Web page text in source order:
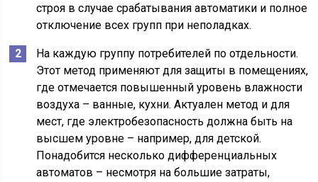
строя в случае срабатывания автоматики и полное
отключение всех групп при неполадках.
На каждую группу потребителей по отдельности.
Этот метод применяют для защиты в помещениях,
где отмечается повышенный уровень влажности
воздуха – ванные, кухни. Актуален метод и для
мест, где электробезопасность должна быть на
высшем уровне – например, для детской.
Понадобится несколько дифференциальных
автоматов – несмотря на большие затраты,